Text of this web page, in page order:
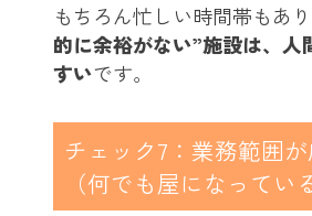
もちろん忙しい時間帯もあり
的に余裕がない”施設は、人
すいです。
チェック7：業務範囲
（何でも屋になってい